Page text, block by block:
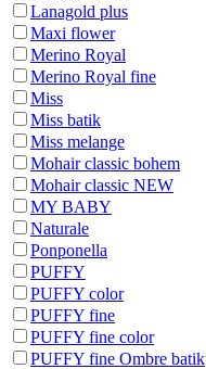
Lanagold plus
Maxi flower
Merino Royal
Merino Royal fine
Miss
Miss batik
Miss melange
Mohair classic bohem
Mohair classic NEW
MY BABY
Naturale
Ponponella
PUFFY
PUFFY color
PUFFY fine
PUFFY fine color
PUFFY fine Ombre batik